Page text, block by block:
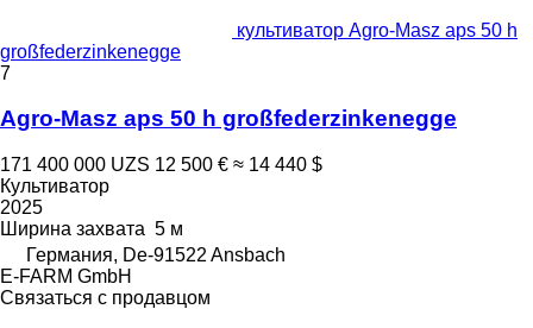
культиватор Agro-Masz aps 50 h
großfederzinkenegge
7
Agro-Masz aps 50 h großfederzinkenegge
171 400 000 UZS 12 500 € ≈ 14 440 $
Культиватор
2025
Ширина захвата 5 м
Германия, De-91522 Ansbach
E-FARM GmbH
Связаться с продавцом